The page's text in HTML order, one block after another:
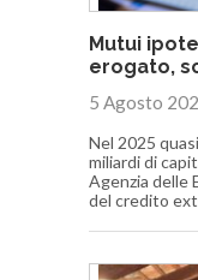
Mutui
erogato,
5 Agosto
Nel 2025
miliardi di
Agenzia delle
del credito